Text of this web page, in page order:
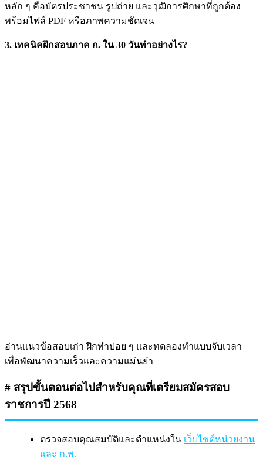
หลัก ๆ คือบัตรประชาชน รูปถ่าย และวุฒิการศึกษาที่ถูกต้อง
พร้อมไฟล์ PDF หรือภาพความชัดเจน
3. เทคนิคฝึกสอบภาค ก. ใน 30 วันทำอย่างไร?
อ่านแนวข้อสอบเก่า ฝึกทำบ่อย ๆ และทดลองทำแบบจับเวลา
เพื่อพัฒนาความเร็วและความแม่นยำ
# สรุปขั้นตอนต่อไปสำหรับคุณที่เตรียมสมัครสอบ
ราชการปี 2568
ตรวจสอบคุณสมบัติและตำแหน่งใน เว็บไซต์หน่วยงาน
และ ก.พ.